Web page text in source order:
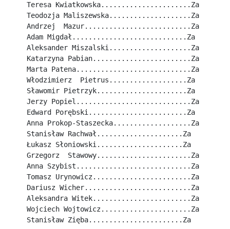
Teresa Kwiatkowska......................Za
Teodozja Maliszewska....................Za
Andrzej  Mazur..........................Za
Adam Migdał............................Za
Aleksander Miszalski....................Za
Katarzyna Pabian........................Za
Marta Patena............................Za
Włodzimierz  Pietrus...................Za
Sławomir Pietrzyk......................Za
Jerzy Popiel............................Za
Edward Porębski........................Za
Anna Prokop-Staszecka...................Za
Stanisław Rachwał.....................Za
Łukasz Słoniowski.....................Za
Grzegorz  Stawowy.......................Za
Anna Szybist............................Za
Tomasz Urynowicz........................Za
Dariusz Wicher..........................Za
Aleksandra Witek........................Za
Wojciech Wojtowicz......................Za
Stanisław Zięba.......................Za